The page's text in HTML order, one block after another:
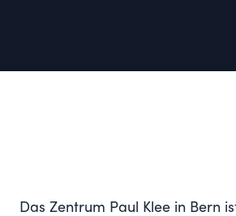
Das Zentrum Paul Klee in Bern